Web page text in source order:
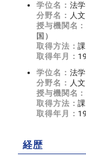
学位名： 法
分野名： 人
授与機関名：
国）
取得方法：
取得年月：
学位名： 法
分野名： 人
授与機関名：
取得方法：
取得年月：
経歴